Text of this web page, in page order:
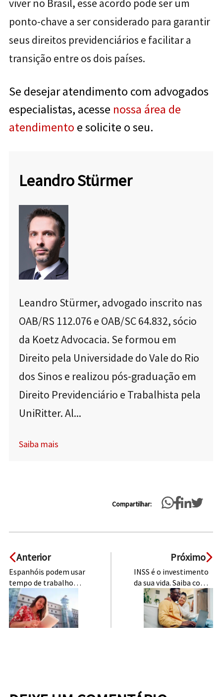
viver no Brasil, esse acordo pode ser um
ponto-chave a ser considerado para garantir
seus direitos previdenciários e facilitar a
transição entre os dois países.
Se desejar atendimento com advogados
especialistas, acesse nossa área de
atendimento e solicite o seu.
Leandro Stürmer
Leandro Stürmer, advogado inscrito nas
OAB/RS 112.076 e OAB/SC 64.832, sócio
da Koetz Advocacia. Se formou em
Direito pela Universidade do Vale do Rio
dos Sinos e realizou pós-graduação em
Direito Previdenciário e Trabalhista pela
UniRitter. Al...
Saiba mais
Compartilhar:
Anterior
Espanhóis podem usar
tempo de trabalho
para se aposentar no
Brasil
Próximo
INSS é o investimento
da sua vida. Saiba como
ter o melhor resultado!